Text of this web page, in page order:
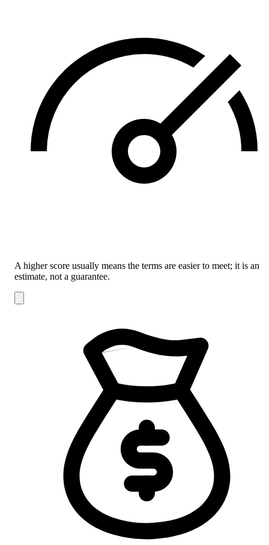
A higher score usually means the terms are easier to meet; it is an
estimate, not a guarantee.